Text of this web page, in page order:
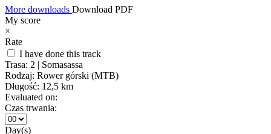
More downloads Download PDF
My score
×
Rate
I have done this track
Trasa: 2 | Somasassa
Rodzaj: Rower górski (MTB)
Długość: 12,5 km
Evaluated on:
Czas trwania:
Day(s)